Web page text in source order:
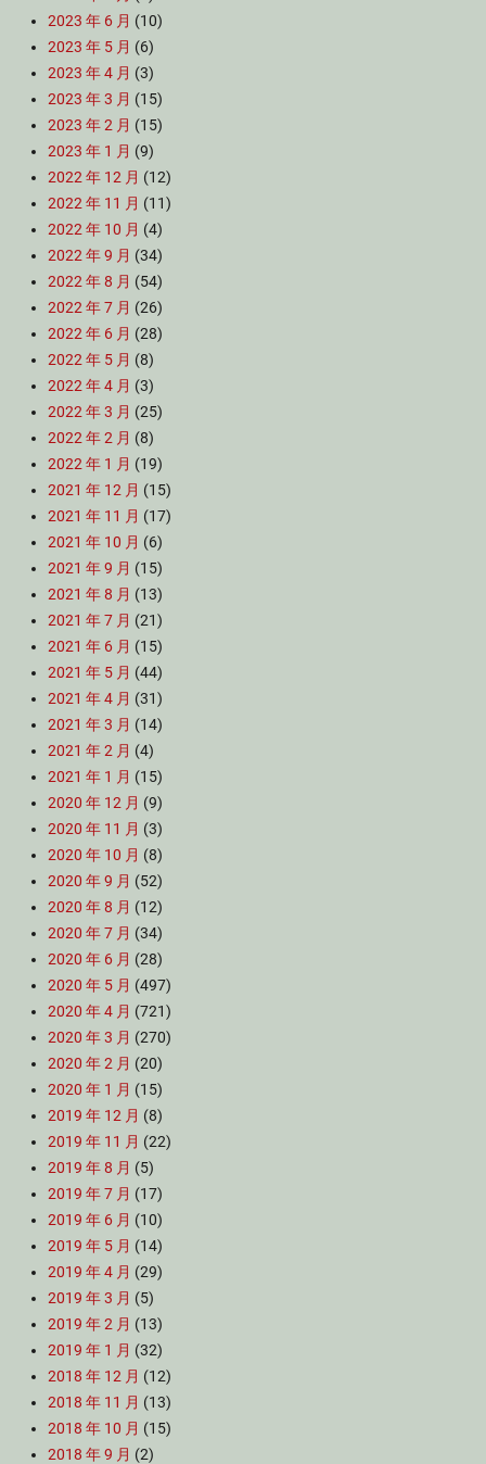
2023 年 6 月 (10)
2023 年 5 月 (6)
2023 年 4 月 (3)
2023 年 3 月 (15)
2023 年 2 月 (15)
2023 年 1 月 (9)
2022 年 12 月 (12)
2022 年 11 月 (11)
2022 年 10 月 (4)
2022 年 9 月 (34)
2022 年 8 月 (54)
2022 年 7 月 (26)
2022 年 6 月 (28)
2022 年 5 月 (8)
2022 年 4 月 (3)
2022 年 3 月 (25)
2022 年 2 月 (8)
2022 年 1 月 (19)
2021 年 12 月 (15)
2021 年 11 月 (17)
2021 年 10 月 (6)
2021 年 9 月 (15)
2021 年 8 月 (13)
2021 年 7 月 (21)
2021 年 6 月 (15)
2021 年 5 月 (44)
2021 年 4 月 (31)
2021 年 3 月 (14)
2021 年 2 月 (4)
2021 年 1 月 (15)
2020 年 12 月 (9)
2020 年 11 月 (3)
2020 年 10 月 (8)
2020 年 9 月 (52)
2020 年 8 月 (12)
2020 年 7 月 (34)
2020 年 6 月 (28)
2020 年 5 月 (497)
2020 年 4 月 (721)
2020 年 3 月 (270)
2020 年 2 月 (20)
2020 年 1 月 (15)
2019 年 12 月 (8)
2019 年 11 月 (22)
2019 年 8 月 (5)
2019 年 7 月 (17)
2019 年 6 月 (10)
2019 年 5 月 (14)
2019 年 4 月 (29)
2019 年 3 月 (5)
2019 年 2 月 (13)
2019 年 1 月 (32)
2018 年 12 月 (12)
2018 年 11 月 (13)
2018 年 10 月 (15)
2018 年 9 月 (2)